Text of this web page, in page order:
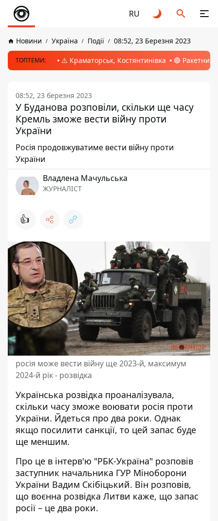
RU
Новини Україна Події 08:52, 23 Березня 2023
ТОПТЕМИ: ⚠️ Краматорськ, Костянтинівка 🔴 Ракетний
08:52, 23 березня 2023
У Буданова розповіли, скільки ще часу
Кремль зможе вести війну проти
України
Росія продовжуватиме вести війну проти
України
Владлена Мачульська
ЖУРНАЛІСТ
👍
росія може вести війну ще 2023-й, максимум
2024-й рік - розвідка
Українська розвідка проаналізувала,
скільки часу зможе воювати росія проти
України. Йдеться про два роки. Однак
якщо посилити санкції, то цей запас буде
ще меншим.
Про це в інтерв'ю "РБК-Україна" розповів
заступник начальника ГУР Міноборони
України Вадим Скібіцький. Він розповів,
що воєнна розвідка Литви каже, що запас
росії – це два роки.